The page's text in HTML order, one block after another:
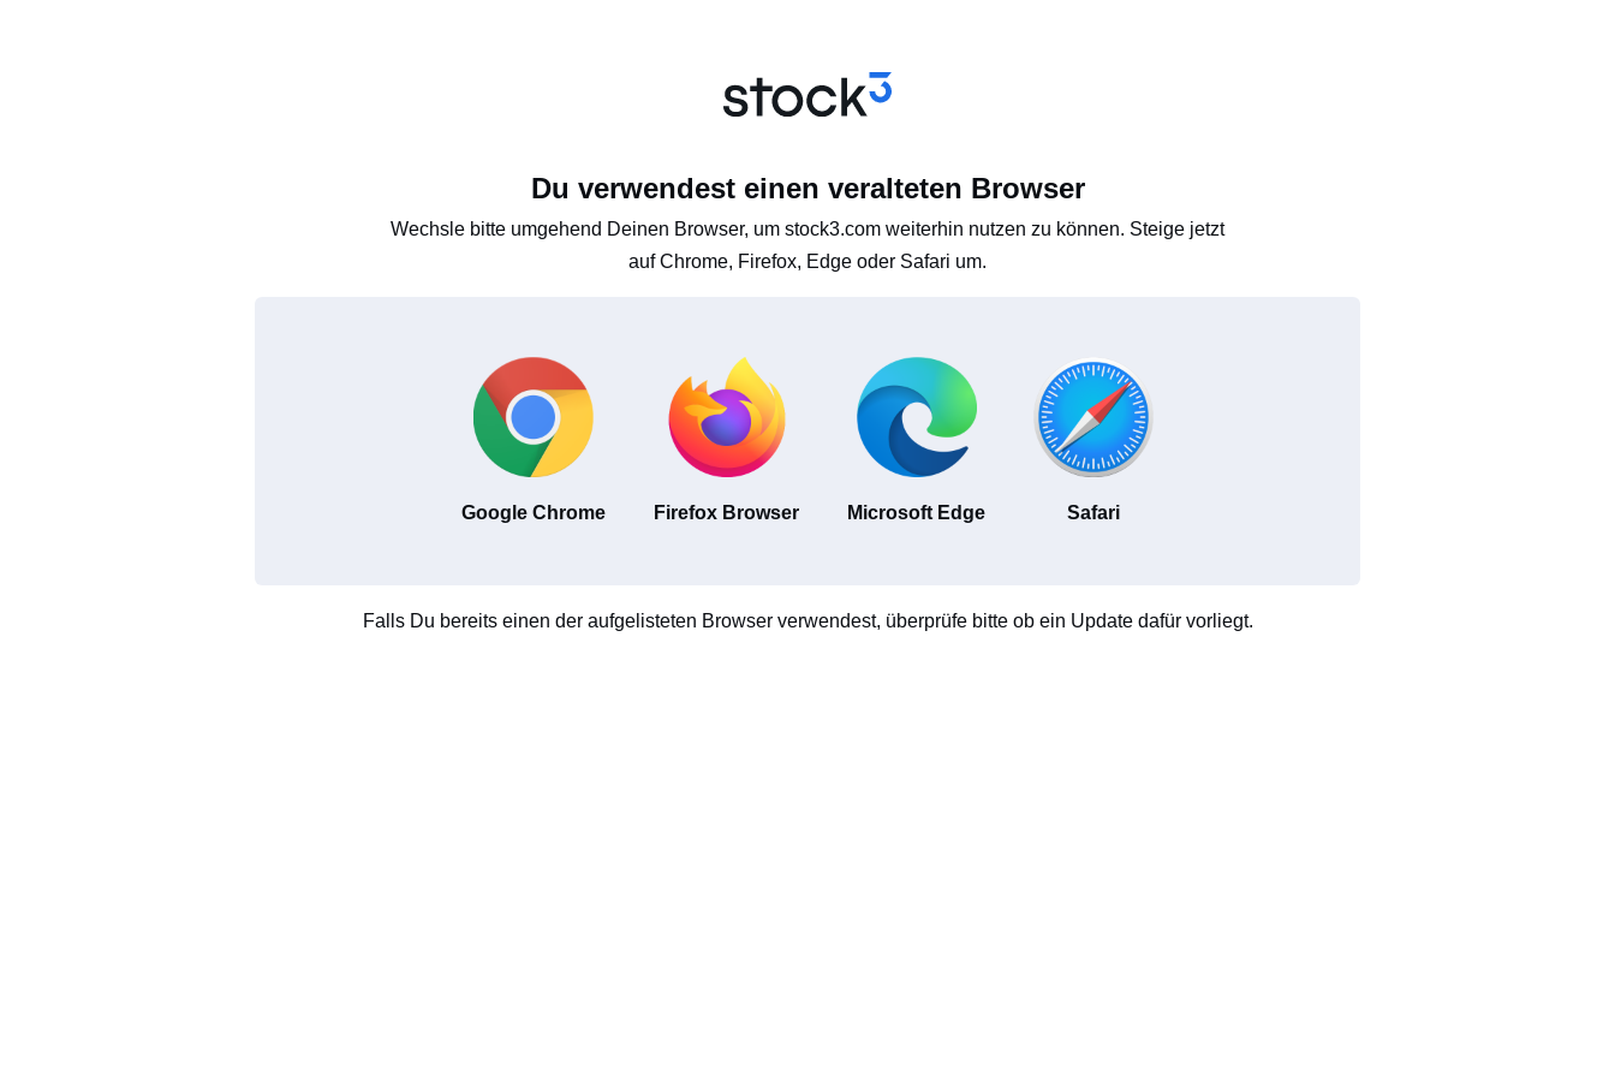
Du verwendest einen veralteten Browser
Wechsle bitte umgehend Deinen Browser, um stock3.com weiterhin nutzen zu können. Steige jetzt
auf Chrome, Firefox, Edge oder Safari um.
Google Chrome Firefox Browser Microsoft Edge Safari
Falls Du bereits einen der aufgelisteten Browser verwendest, überprüfe bitte ob ein Update dafür vorliegt.